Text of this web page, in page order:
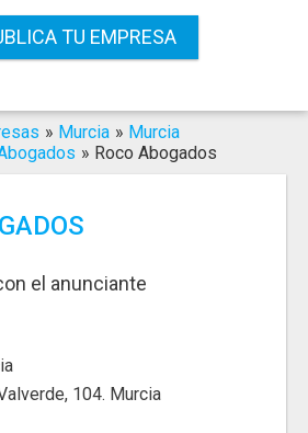
TU EMPRESA
» Murcia » Murcia
» Roco Abogados
el anunciante
104. Murcia